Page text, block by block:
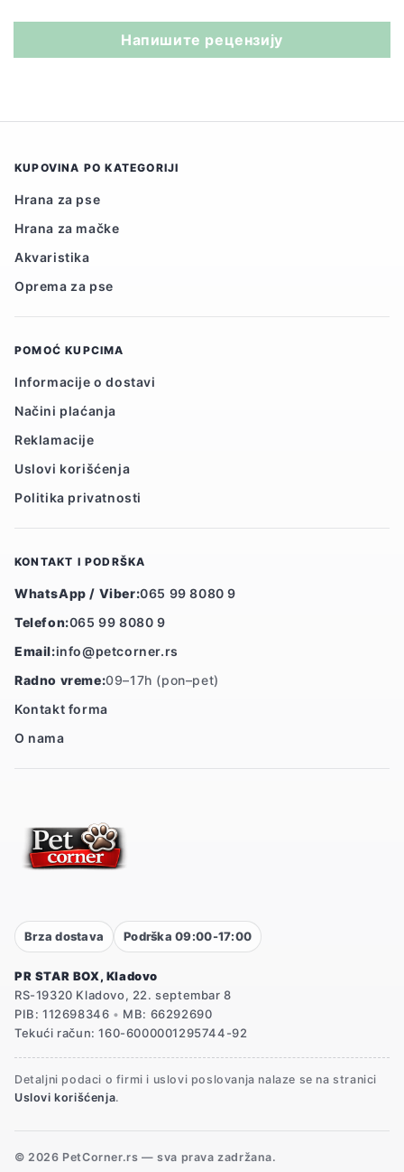
Напишите рецензију
KUPOVINA PO KATEGORIJI
Hrana za pse
Hrana za mačke
Akvaristika
Oprema za pse
POMOĆ KUPCIMA
Informacije o dostavi
Načini plaćanja
Reklamacije
Uslovi korišćenja
Politika privatnosti
KONTAKT I PODRŠKA
WhatsApp / Viber:065 99 8080 9
Telefon:065 99 8080 9
Email:info@petcorner.rs
Radno vreme:09–17h (pon–pet)
Kontakt forma
O nama
Brza dostava Podrška 09:00-17:00
PR STAR BOX, Kladovo
RS-19320 Kladovo, 22. septembar 8
PIB: 112698346 • MB: 66292690
Tekući račun: 160-6000001295744-92
Detaljni podaci o firmi i uslovi poslovanja nalaze se na stranici
Uslovi korišćenja.
© 2026 PetCorner.rs — sva prava zadržana.